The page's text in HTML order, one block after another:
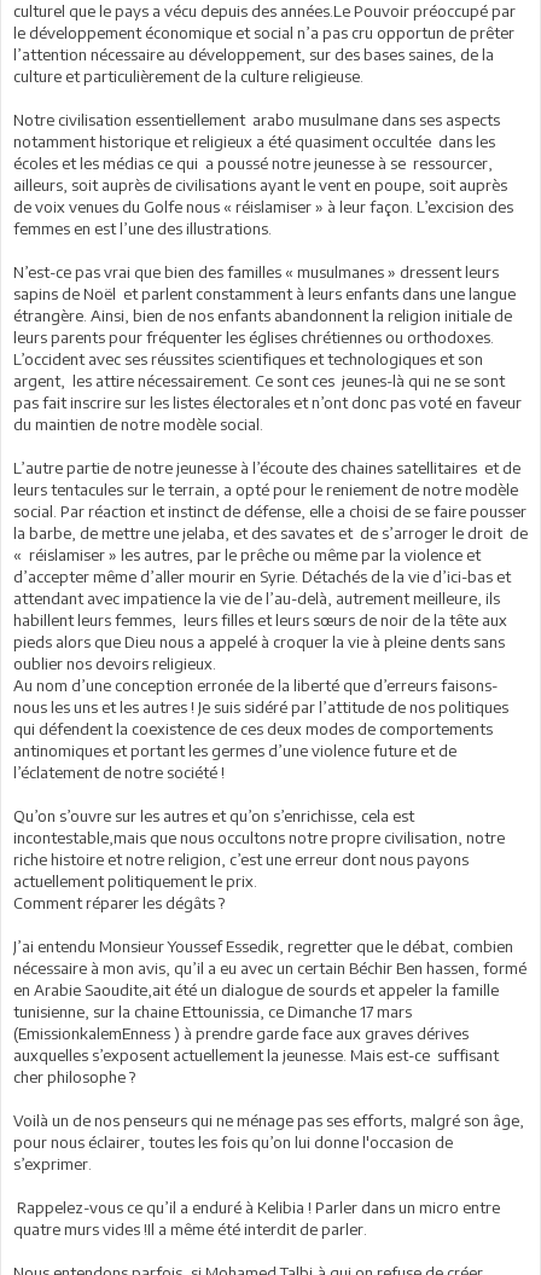
culturel que le pays a vécu depuis des années.Le Pouvoir préoccupé par
le développement économique et social n’a pas cru opportun de prêter
l’attention nécessaire au développement, sur des bases saines, de la
culture et particulièrement de la culture religieuse.
Notre civilisation essentiellement arabo musulmane dans ses aspects
notamment historique et religieux a été quasiment occultée dans les
écoles et les médias ce qui a poussé notre jeunesse à se ressourcer,
ailleurs, soit auprès de civilisations ayant le vent en poupe, soit auprès
de voix venues du Golfe nous « réislamiser » à leur façon. L’excision des
femmes en est l’une des illustrations.
N’est-ce pas vrai que bien des familles « musulmanes » dressent leurs
sapins de Noël et parlent constamment à leurs enfants dans une langue
étrangère. Ainsi, bien de nos enfants abandonnent la religion initiale de
leurs parents pour fréquenter les églises chrétiennes ou orthodoxes.
L’occident avec ses réussites scientifiques et technologiques et son
argent, les attire nécessairement. Ce sont ces jeunes-là qui ne se sont
pas fait inscrire sur les listes électorales et n’ont donc pas voté en faveur
du maintien de notre modèle social.
L’autre partie de notre jeunesse à l’écoute des chaines satellitaires et de
leurs tentacules sur le terrain, a opté pour le reniement de notre modèle
social. Par réaction et instinct de défense, elle a choisi de se faire pousser
la barbe, de mettre une jelaba, et des savates et de s’arroger le droit de
« réislamiser » les autres, par le prêche ou même par la violence et
d’accepter même d’aller mourir en Syrie. Détachés de la vie d’ici-bas et
attendant avec impatience la vie de l’au-delà, autrement meilleure, ils
habillent leurs femmes, leurs filles et leurs sœurs de noir de la tête aux
pieds alors que Dieu nous a appelé à croquer la vie à pleine dents sans
oublier nos devoirs religieux.
Au nom d’une conception erronée de la liberté que d’erreurs faisons-
nous les uns et les autres ! Je suis sidéré par l’attitude de nos politiques
qui défendent la coexistence de ces deux modes de comportements
antinomiques et portant les germes d’une violence future et de
l’éclatement de notre société !
Qu’on s’ouvre sur les autres et qu’on s’enrichisse, cela est
incontestable,mais que nous occultons notre propre civilisation, notre
riche histoire et notre religion, c’est une erreur dont nous payons
actuellement politiquement le prix.
Comment réparer les dégâts ?
J’ai entendu Monsieur Youssef Essedik, regretter que le débat, combien
nécessaire à mon avis, qu’il a eu avec un certain Béchir Ben hassen, formé
en Arabie Saoudite,ait été un dialogue de sourds et appeler la famille
tunisienne, sur la chaine Ettounissia, ce Dimanche 17 mars
(EmissionkalemEnness ) à prendre garde face aux graves dérives
auxquelles s’exposent actuellement la jeunesse. Mais est-ce suffisant
cher philosophe ?
Voilà un de nos penseurs qui ne ménage pas ses efforts, malgré son âge,
pour nous éclairer, toutes les fois qu’on lui donne l'occasion de
s’exprimer.
Rappelez-vous ce qu’il a enduré à Kelibia ! Parler dans un micro entre
quatre murs vides !Il a même été interdit de parler.